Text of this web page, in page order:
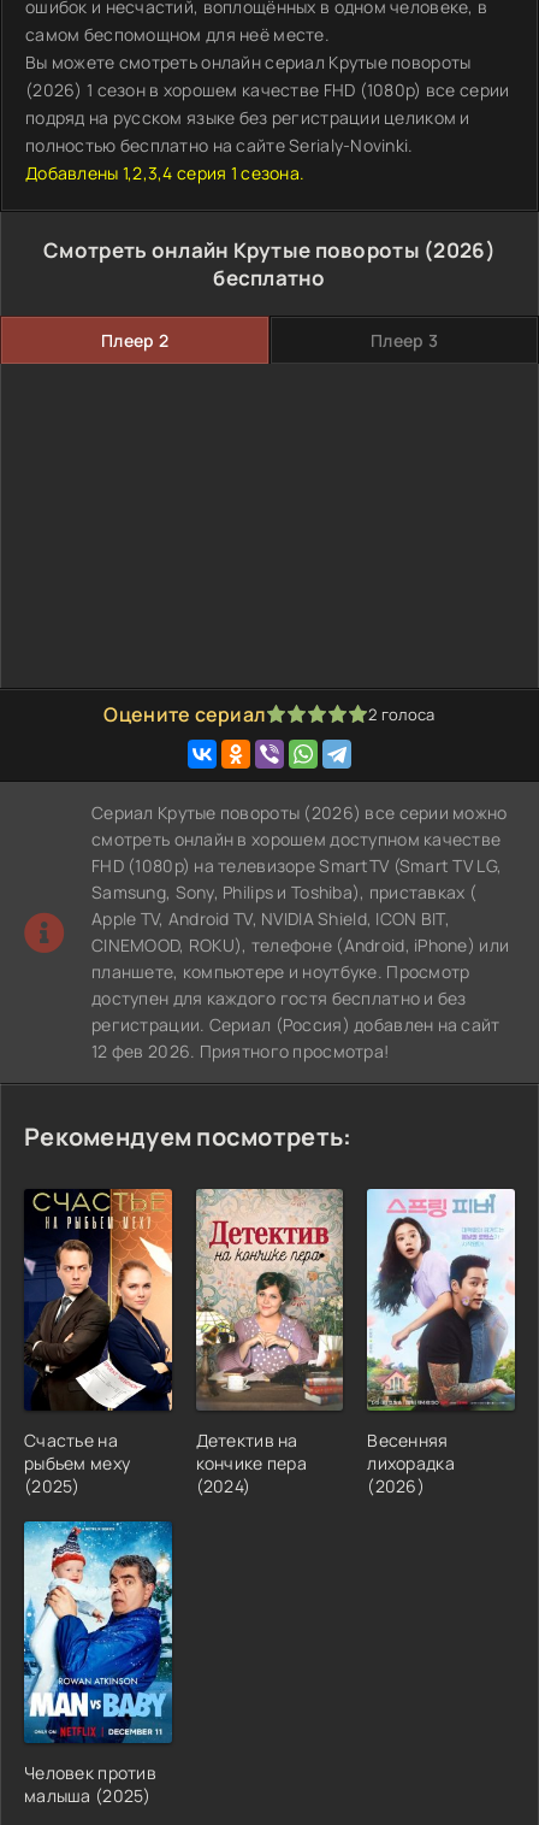
ошибок и несчастий, воплощённых в одном человеке, в
самом беспомощном для неё месте.
Вы можете смотреть онлайн сериал Крутые повороты
(2026) 1 сезон в хорошем качестве FHD (1080p) все серии
подряд на русском языке без регистрации целиком и
полностью бесплатно на сайте Serialy-Novinki.
Добавлены 1,2,3,4 серия 1 сезона.
Смотреть онлайн Крутые повороты (2026)
бесплатно
Плеер 2 Плеер 3
Оцените сериал
1 2 3 4 5 2 голоса
Сериал Крутые повороты (2026) все серии можно
смотреть онлайн в хорошем доступном качестве
FHD (1080p) на телевизоре SmartTV (Smart TV LG,
Samsung, Sony, Philips и Toshiba), приставках (
Apple TV, Android TV, NVIDIA Shield, ICON BIT,
CINEMOOD, ROKU), телефоне (Android, iPhone) или
планшете, компьютере и ноутбуке. Просмотр
доступен для каждого гостя бесплатно и без
регистрации. Сериал (Россия) добавлен на сайт
12 фев 2026. Приятного просмотра!
Рекомендуем посмотреть:
Счастье на
рыбьем меху
(2025)
Детектив на
кончике пера
(2024)
Весенняя
лихорадка
(2026)
Человек против
малыша (2025)